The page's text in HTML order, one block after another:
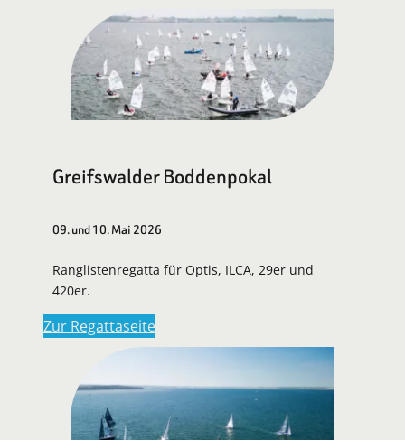
Greifswalder Boddenpokal
09. und 10. Mai 2026
Ranglistenregatta für Optis, ILCA, 29er und
420er.
Zur Regattaseite